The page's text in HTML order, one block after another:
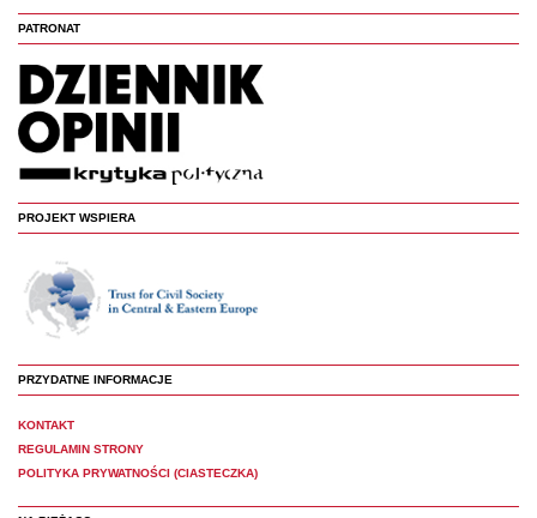
PATRONAT
PROJEKT WSPIERA
PRZYDATNE INFORMACJE
KONTAKT
REGULAMIN STRONY
POLITYKA PRYWATNOŚCI (CIASTECZKA)